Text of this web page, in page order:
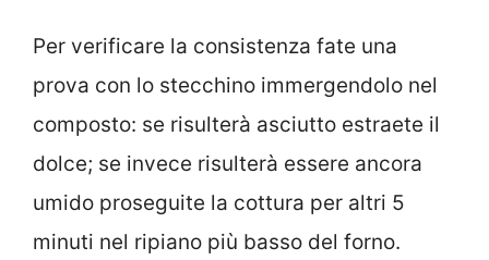
Per verificare la consistenza fate una
prova con lo stecchino immergendolo nel
composto: se risulterà asciutto estraete il
dolce; se invece risulterà essere ancora
umido proseguite la cottura per altri 5
minuti nel ripiano più basso del forno.